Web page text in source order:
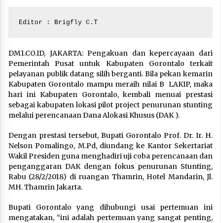
Editor : Brigfly C.T
DM1.CO.ID, JAKARTA: Pengakuan dan kepercayaan dari
Pemerintah Pusat untuk Kabupaten Gorontalo terkait
pelayanan publik datang silih berganti. Bila pekan kemarin
Kabupaten Gorontalo mampu meraih nilai B LAKIP, maka
hari ini Kabupaten Gorontalo, kembali menuai prestasi
sebagai kabupaten lokasi pilot project penurunan stunting
melalui perencanaan Dana Alokasi Khusus (DAK ).
Dengan prestasi tersebut, Bupati Gorontalo Prof. Dr. Ir. H.
Nelson Pomalingo, M.Pd, diundang ke Kantor Sekertariat
Wakil Presiden guna menghadiri uji coba perencanaan dan
penganggaran DAK dengan fokus penurunan Stunting,
Rabu (28/2/2018) di ruangan Thamrin, Hotel Mandarin, Jl.
MH. Thamrin Jakarta.
Bupati Gorontalo yang dihubungi usai pertemuan ini
mengatakan, “ini adalah pertemuan yang sangat penting,